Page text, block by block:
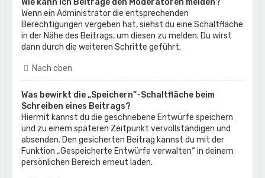
Wie kann ich Beiträge den Moderatoren melden?
Wenn ein Administrator die entsprechenden
Berechtigungen vergeben hat, siehst du eine Schaltfläche
in der Nähe des Beitrags, um diesen zu melden. Du wirst
dann durch die weiteren Schritte geführt.
Nach oben
Was bewirkt die „Speichern“-Schaltfläche beim
Schreiben eines Beitrags?
Hiermit kannst du die geschriebene Entwürfe speichern
und zu einem späteren Zeitpunkt vervollständigen und
absenden. Den gesicherten Beitrag kannst du mit der
Funktion „Gespeicherte Entwürfe verwalten“ in deinem
persönlichen Bereich erneut laden.